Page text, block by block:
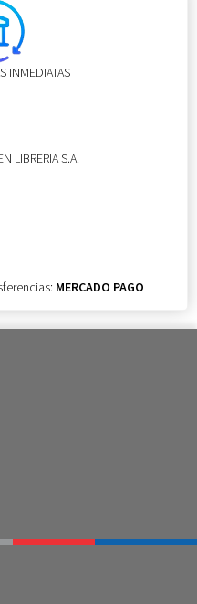
INMEDIATAS
LIBRERIA S.A.
MERCADO PAGO